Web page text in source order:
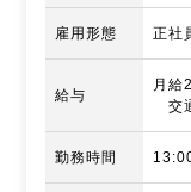
雇用形態 正社
給与
月給
交
勤務時間